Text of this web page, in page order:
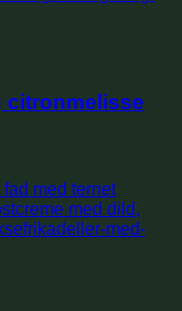
citronmelisse